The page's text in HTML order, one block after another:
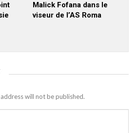
Malick Fofana dans le
viseur de l’AS Roma
will not be published.